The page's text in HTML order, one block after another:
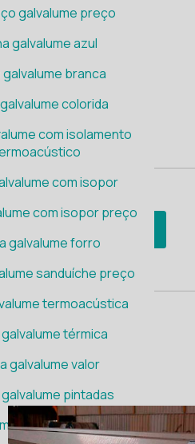
galvalume preço
galvalume azul
galvalume branca
colorida
com isolamento
com isopor
com isopor preço
galvalume forro
sanduíche preço
termoacústica
térmica
galvalume valor
pintadas
galvalume